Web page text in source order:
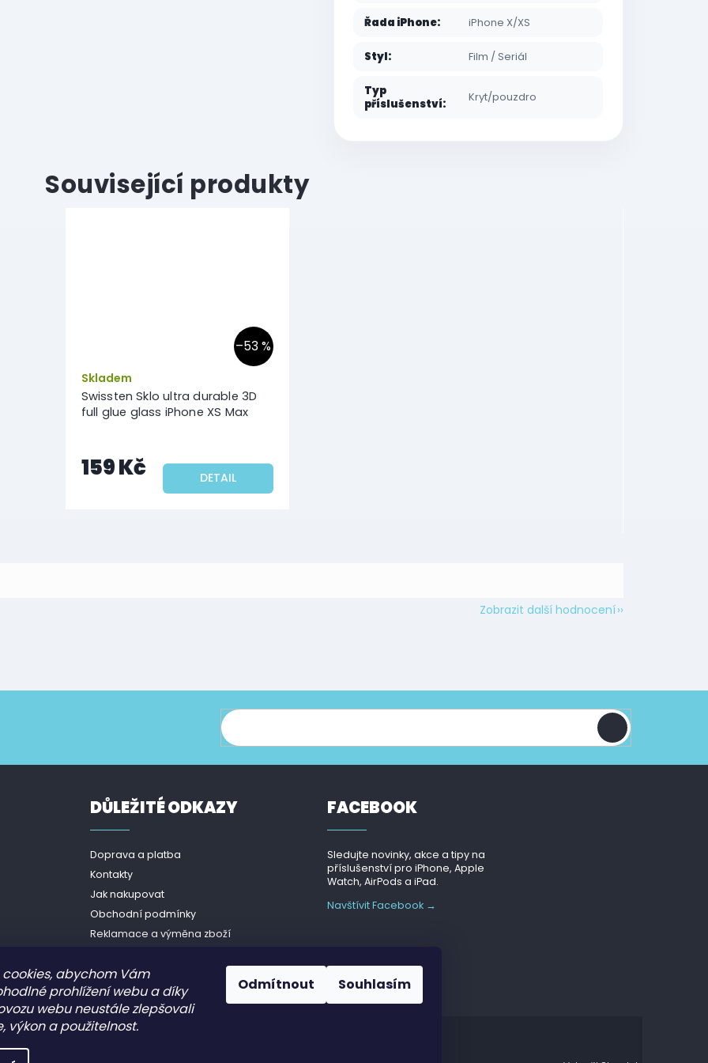
abychom Vám
prohlížení webu a díky
webu neustále zlepšovali
výkon a použitelnost.
Odmítnout Souhlasím
Řada iPhone: iPhone X/XS
Styl: Film / Seriál
Typ
příslušenství: Kryt/pouzdro
Související produkty
–53 %
Swissten Sklo ultra durable 3D
full glue glass iPhone XS Max
Skladem
159 Kč DETAIL
Zobrazit další hodnocení
DŮLEŽITÉ ODKAZY
Doprava a platba
Kontakty
Jak nakupovat
Obchodní podmínky
Reklamace a výměna zboží
údajů - GDPR
FACEBOOK
Sledujte novinky, akce a tipy na
příslušenství pro iPhone, Apple
Watch, AirPods a iPad.
Navštívit Facebook →